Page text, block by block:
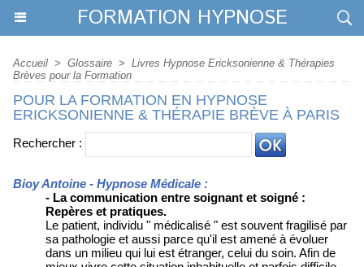
FORMATION HYPNOSE
Accueil > Glossaire > Livres Hypnose Ericksonienne & Thérapies
Brèves pour la Formation
POUR LA FORMATION EN HYPNOSE
ERICKSONIENNE & THÉRAPIE BRÈVE À PARIS
Rechercher :
Bioy Antoine - Hypnose Médicale :
- La communication entre soignant et soigné :
Repères et pratiques.
Le patient, individu " médicalisé " est souvent fragilisé par
sa pathologie et aussi parce qu'il est amené à évoluer
dans un milieu qui lui est étranger, celui du soin. Afin de